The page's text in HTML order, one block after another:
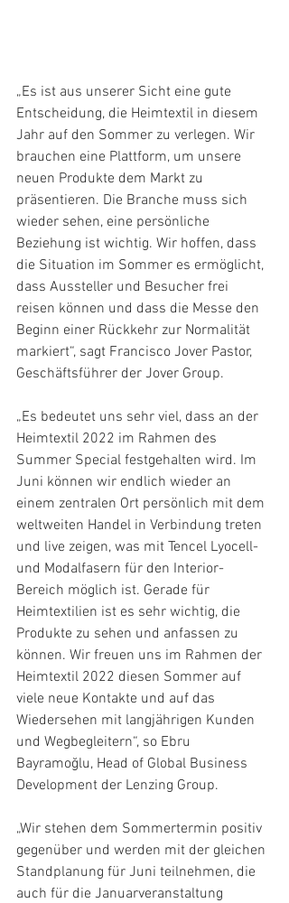
„Es ist aus unserer Sicht eine gute
Entscheidung, die Heimtextil in diesem
Jahr auf den Sommer zu verlegen. Wir
brauchen eine Plattform, um unsere
neuen Produkte dem Markt zu
präsentieren. Die Branche muss sich
wieder sehen, eine persönliche
Beziehung ist wichtig. Wir hoffen, dass
die Situation im Sommer es ermöglicht,
dass Aussteller und Besucher frei
reisen können und dass die Messe den
Beginn einer Rückkehr zur Normalität
markiert“, sagt Francisco Jover Pastor,
Geschäftsführer der Jover Group.
„Es bedeutet uns sehr viel, dass an der
Heimtextil 2022 im Rahmen des
Summer Special festgehalten wird. Im
Juni können wir endlich wieder an
einem zentralen Ort persönlich mit dem
weltweiten Handel in Verbindung treten
und live zeigen, was mit Tencel Lyocell-
und Modalfasern für den Interior-
Bereich möglich ist. Gerade für
Heimtextilien ist es sehr wichtig, die
Produkte zu sehen und anfassen zu
können. Wir freuen uns im Rahmen der
Heimtextil 2022 diesen Sommer auf
viele neue Kontakte und auf das
Wiedersehen mit langjährigen Kunden
und Wegbegleitern“, so Ebru
Bayramoğlu, Head of Global Business
Development der Lenzing Group.
„Wir stehen dem Sommertermin positiv
gegenüber und werden mit der gleichen
Standplanung für Juni teilnehmen, die
auch für die Januarveranstaltung